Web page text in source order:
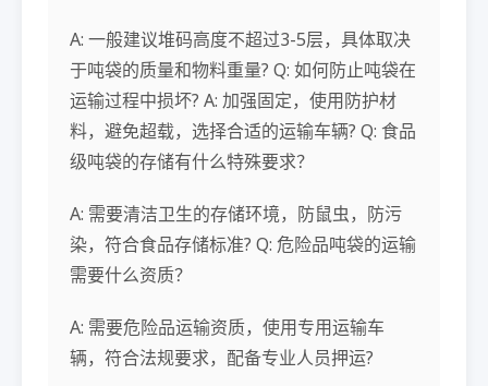
A: 一般建议堆码高度不超过3-5层，具体取决
于吨袋的质量和物料重量? Q: 如何防止吨袋在
运输过程中损坏? A: 加强固定，使用防护材
料，避免超载，选择合适的运输车辆? Q: 食品
级吨袋的存储有什么特殊要求？
A: 需要清洁卫生的存储环境，防鼠虫，防污
染，符合食品存储标准? Q: 危险品吨袋的运输
需要什么资质？
A: 需要危险品运输资质，使用专用运输车
辆，符合法规要求，配备专业人员押运?